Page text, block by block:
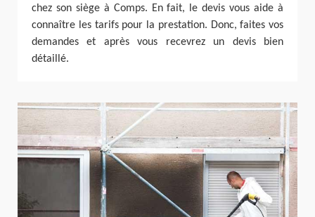
chez son siège à Comps. En fait, le devis vous aide à
connaître les tarifs pour la prestation. Donc, faites vos
demandes et après vous recevrez un devis bien
détaillé.